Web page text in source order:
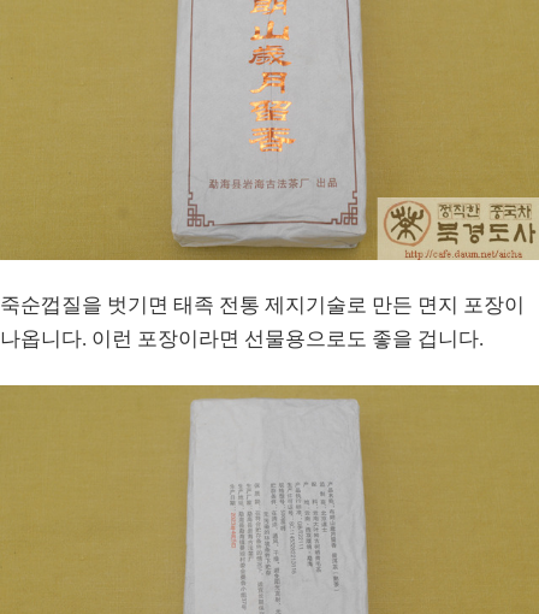
죽순껍질을 벗기면 태족 전통 제지기술로 만든 면지 포장이
나옵니다. 이런 포장이라면 선물용으로도 좋을 겁니다.